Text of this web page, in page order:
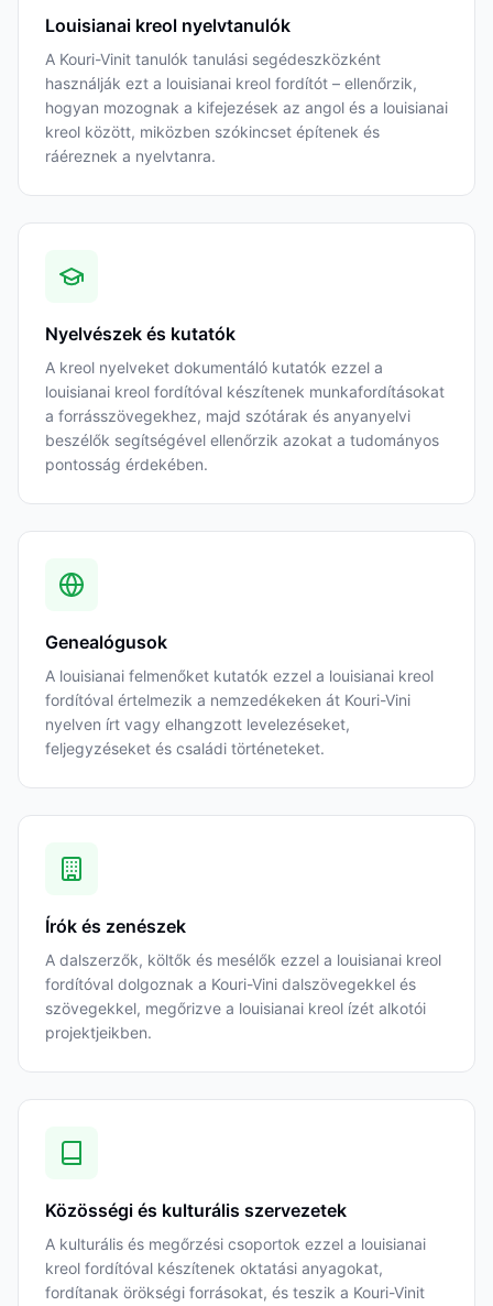
Louisianai kreol nyelvtanulók
A Kouri-Vinit tanulók tanulási segédeszközként
használják ezt a louisianai kreol fordítót – ellenőrzik,
hogyan mozognak a kifejezések az angol és a louisianai
kreol között, miközben szókincset építenek és
ráéreznek a nyelvtanra.
Nyelvészek és kutatók
A kreol nyelveket dokumentáló kutatók ezzel a
louisianai kreol fordítóval készítenek munkafordításokat
a forrásszövegekhez, majd szótárak és anyanyelvi
beszélők segítségével ellenőrzik azokat a tudományos
pontosság érdekében.
Genealógusok
A louisianai felmenőket kutatók ezzel a louisianai kreol
fordítóval értelmezik a nemzedékeken át Kouri-Vini
nyelven írt vagy elhangzott levelezéseket,
feljegyzéseket és családi történeteket.
Írók és zenészek
A dalszerzők, költők és mesélők ezzel a louisianai kreol
fordítóval dolgoznak a Kouri-Vini dalszövegekkel és
szövegekkel, megőrizve a louisianai kreol ízét alkotói
projektjeikben.
Közösségi és kulturális szervezetek
A kulturális és megőrzési csoportok ezzel a louisianai
kreol fordítóval készítenek oktatási anyagokat,
fordítanak örökségi forrásokat, és teszik a Kouri-Vinit